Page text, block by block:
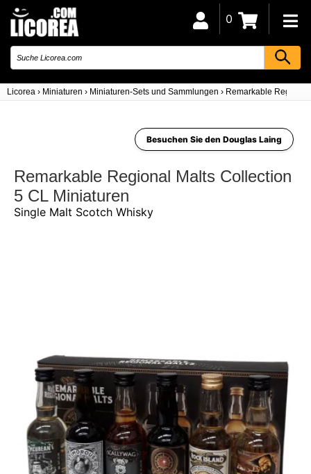
Licorea › Miniaturen › Miniaturen-Sets und Sammlungen › Remarkable
0
Besuchen Sie den Douglas Laing
Remarkable Regional Malts Collection
5 CL Miniaturen
Single Malt Scotch Whisky